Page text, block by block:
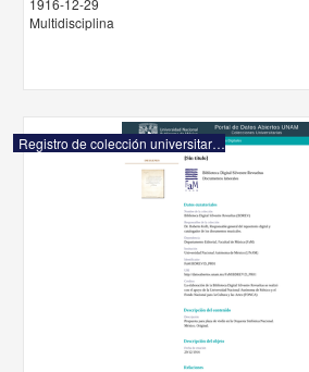
1916-12-29
Multidisciplina
Registro de colección universitaria